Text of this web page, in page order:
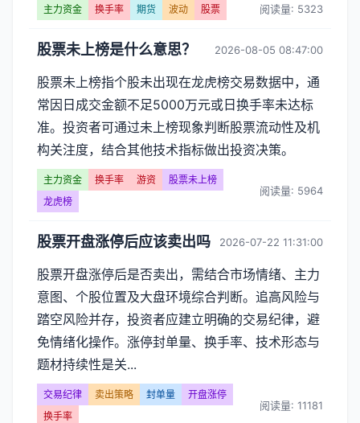
文
章
列
表
第
页
主力资金 换手率 期货 波动 股票 阅读量: 5323
股票未上榜是什么意思？ 2026-08-05 08:47:00
股票未上榜指个股未出现在龙虎榜交易数据中，通
常因日成交金额不足5000万元或日换手率未达标
准。投资者可通过未上榜现象判断股票流动性及机
构关注度，结合其他技术指标做出投资决策。
主力资金 换手率 游资
股票未上榜
龙虎榜
阅读量: 5964
股票开盘涨停后应该卖出吗 2026-07-22 11:31:00
股票开盘涨停后是否卖出，需结合市场情绪、主力
意图、个股位置及大盘环境综合判断。追高风险与
踏空风险并存，投资者应建立明确的交易纪律，避
免情绪化操作。涨停封单量、换手率、技术形态与
题材持续性是关...
交易纪律 卖出策略 封单量
开盘涨停
换手率
阅读量: 11181